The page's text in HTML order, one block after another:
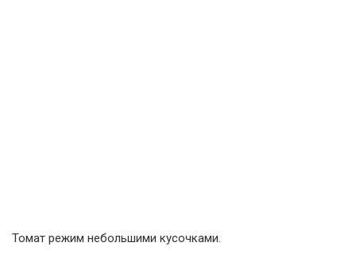
Томат режим небольшими кусочками.